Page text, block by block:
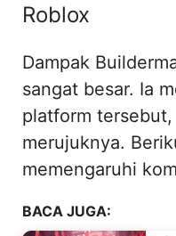
Roblox
Dampak
sangat besar. Ia
platform
merujuknya.
memengaruhi
BACA JUGA: